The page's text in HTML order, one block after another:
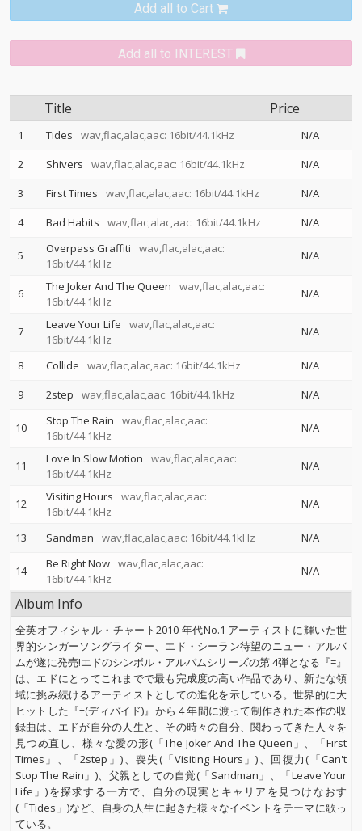
Add all to Cart
Add all to INTEREST
Title Price
1 Tides wav,flac,alac,aac: 16bit/44.1kHz
N/A
2
Shivers wav,flac,alac,aac: 16bit/44.1kHz
N/A
3
First Times wav,flac,alac,aac: 16bit/44.1kHz
N/A
4
Bad Habits wav,flac,alac,aac: 16bit/44.1kHz N/A
5 Overpass Graffiti
wav,flac,alac,aac:
16bit/44.1kHz
N/A
6 The Joker And The Queen
wav,flac,alac,aac:
16bit/44.1kHz
N/A
7 Leave Your Life
wav,flac,alac,aac:
16bit/44.1kHz
N/A
8 Collide wav,flac,alac,aac: 16bit/44.1kHz
N/A
9
2step wav,flac,alac,aac: 16bit/44.1kHz N/A
10 Stop The Rain
wav,flac,alac,aac:
16bit/44.1kHz
N/A
11 Love In Slow Motion
wav,flac,alac,aac:
16bit/44.1kHz
N/A
12 Visiting Hours
wav,flac,alac,aac:
16bit/44.1kHz
N/A
13 Sandman wav,flac,alac,aac: 16bit/44.1kHz N/A
14 Be Right Now wav,flac,alac,aac:
16bit/44.1kHz
N/A
Album Info
全英オフィシャル・チャート2010 年代No.1 アーティストに輝いた世
界的シンガーソングライター、エド・シーラン待望のニュー・アルバ
ムが遂に発売!エドのシンボル・アルバムシリーズの第 4弾となる『=』
は、エドにとってこれまでで最も完成度の高い作品であり、新たな領
域に挑み続けるアーティストとしての進化を示している。世界的に大
ヒットした『÷(ディバイド)』から 4 年間に渡って制作された本作の収
録曲は、エドが自分の人生と、その時々の自分、関わってきた人々を
見つめ直し、様々な愛の形(「The Joker And The Queen」、「First
Times」、「2step」)、喪失(「Visiting Hours」)、回復力(「Can't
Stop The Rain」)、父親としての自覚(「Sandman」、「Leave Your
Life」)を探求する一方で、自分の現実とキャリアを見つけなおす
(「Tides」)など、自身の人生に起きた様々なイベントをテーマに歌っ
ている。